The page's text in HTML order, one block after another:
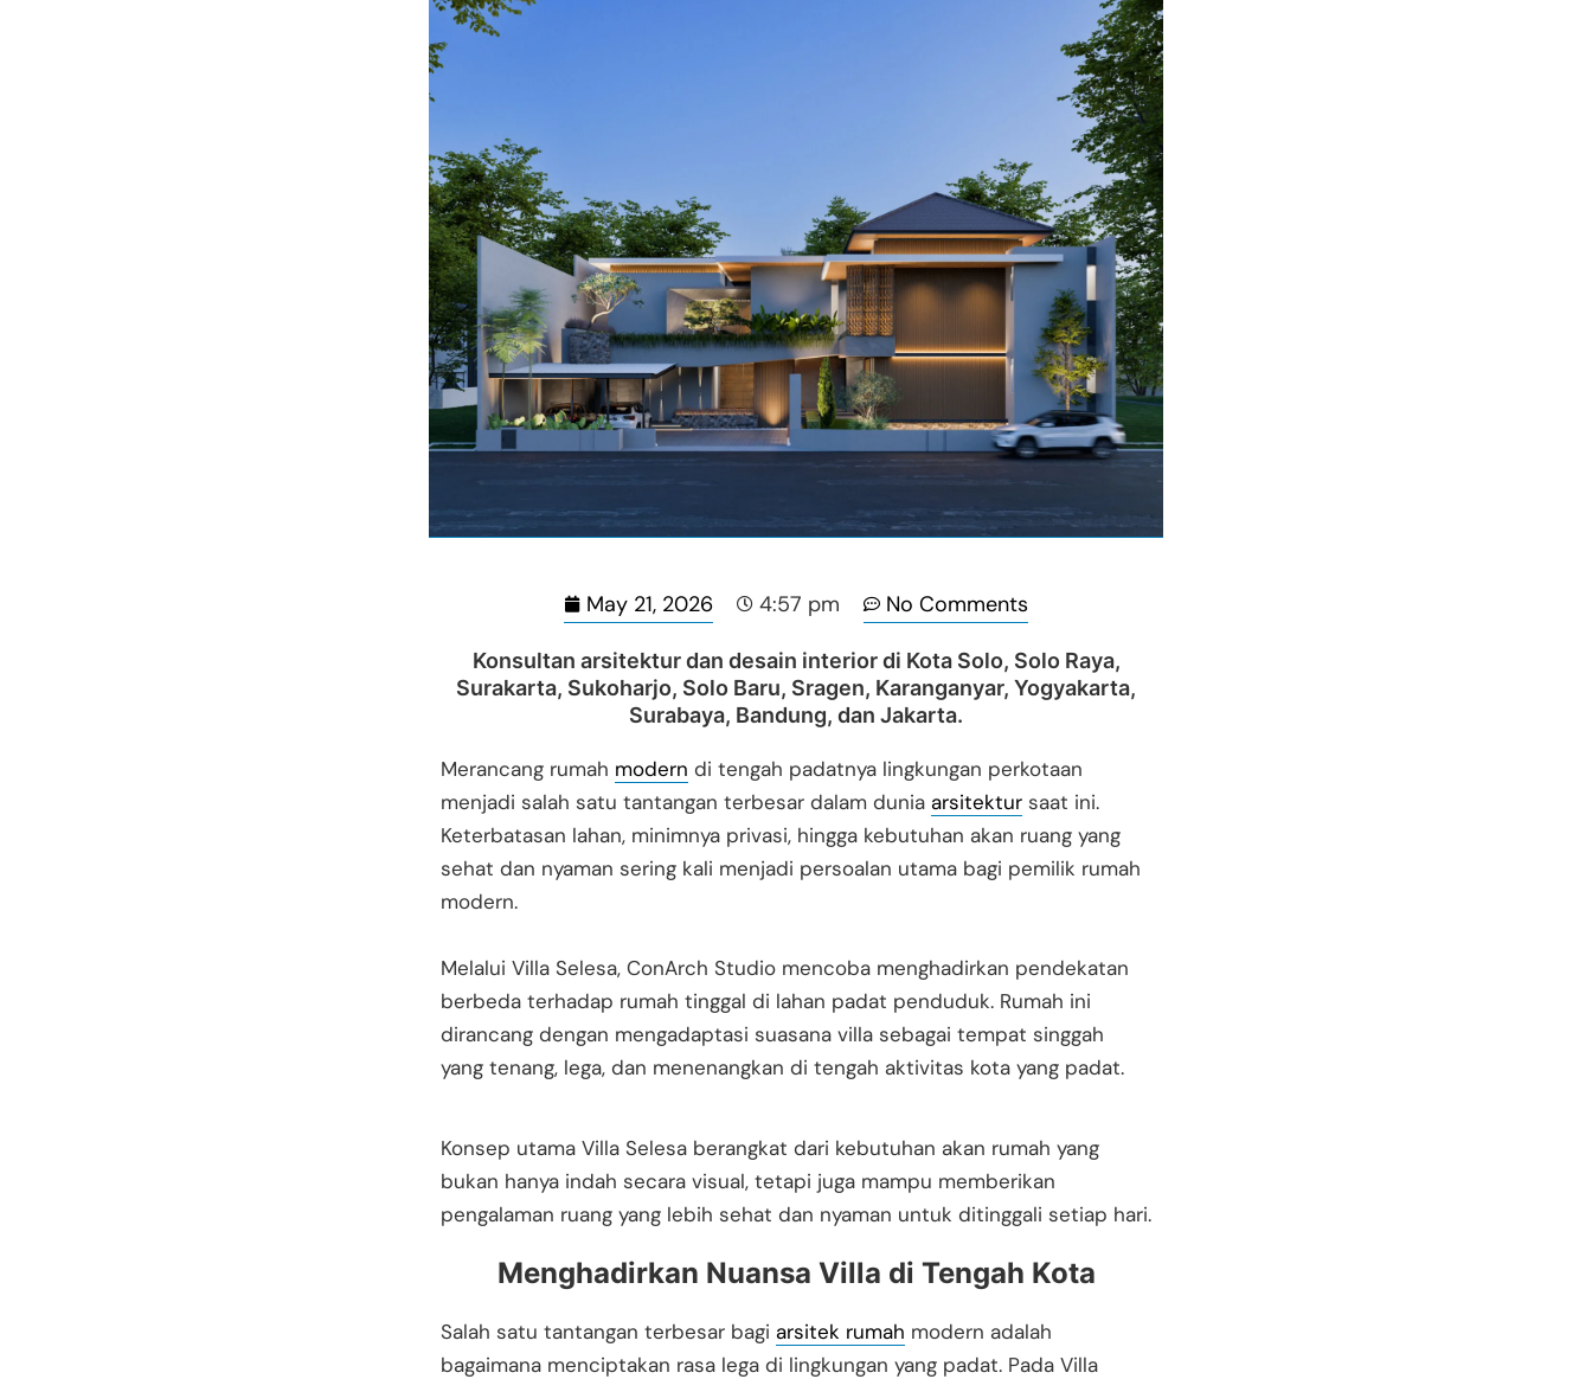
May 21, 2026 4:57 pm No Comments
Konsultan arsitektur dan desain interior di Kota Solo, Solo Raya,
Surakarta, Sukoharjo, Solo Baru, Sragen, Karanganyar, Yogyakarta,
Surabaya, Bandung, dan Jakarta.
Merancang rumah modern di tengah padatnya lingkungan perkotaan
menjadi salah satu tantangan terbesar dalam dunia arsitektur saat ini.
Keterbatasan lahan, minimnya privasi, hingga kebutuhan akan ruang yang
sehat dan nyaman sering kali menjadi persoalan utama bagi pemilik rumah
modern.
Melalui Villa Selesa, ConArch Studio mencoba menghadirkan pendekatan
berbeda terhadap rumah tinggal di lahan padat penduduk. Rumah ini
dirancang dengan mengadaptasi suasana villa sebagai tempat singgah
yang tenang, lega, dan menenangkan di tengah aktivitas kota yang padat.
Konsep utama Villa Selesa berangkat dari kebutuhan akan rumah yang
bukan hanya indah secara visual, tetapi juga mampu memberikan
pengalaman ruang yang lebih sehat dan nyaman untuk ditinggali setiap hari.
Menghadirkan Nuansa Villa di Tengah Kota
Salah satu tantangan terbesar bagi arsitek rumah modern adalah
bagaimana menciptakan rasa lega di lingkungan yang padat. Pada Villa